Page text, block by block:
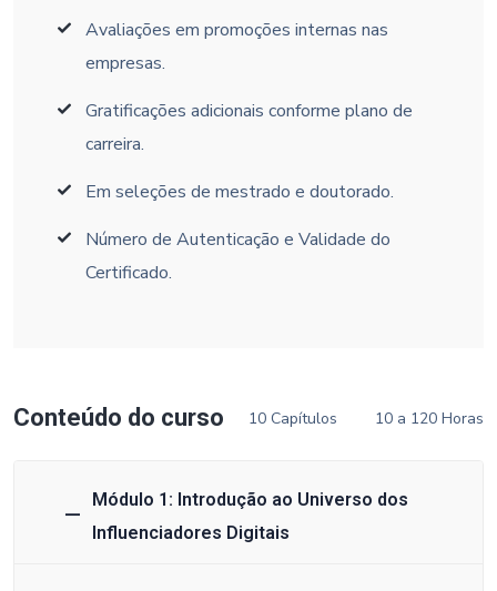
Avaliações em promoções internas nas
empresas.
Gratificações adicionais conforme plano de
carreira.
Em seleções de mestrado e doutorado.
Número de Autenticação e Validade do
Certificado.
Conteúdo do curso 10 Capítulos 10 a 120 Horas
Módulo 1: Introdução ao Universo dos
Influenciadores Digitais